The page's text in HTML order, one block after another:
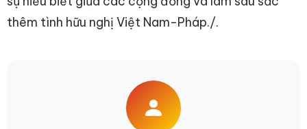
thêm tình hữu nghị Việt Nam-Pháp./.